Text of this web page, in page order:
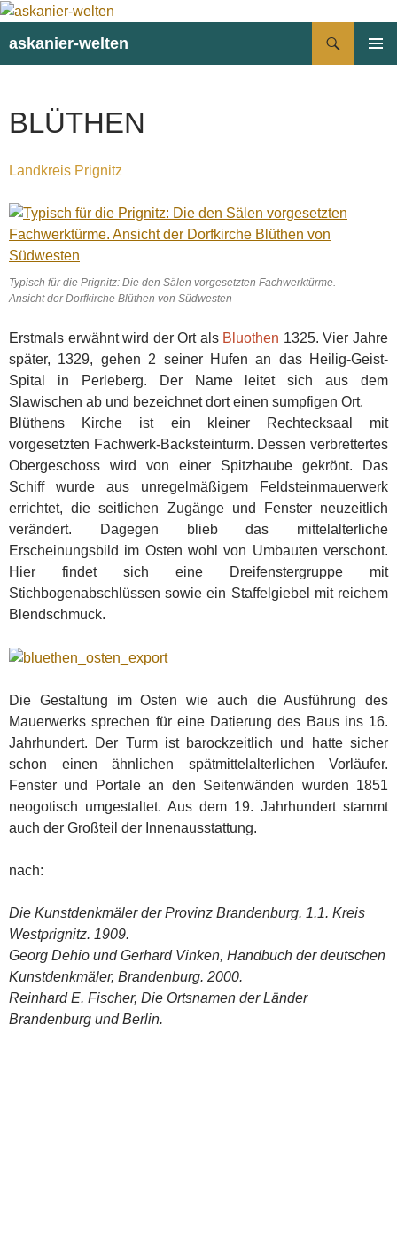
askanier-welten
BLÜTHEN
Landkreis Prignitz
Typisch für die Prignitz: Die den Sälen vorgesetzten Fachwerktürme.
Ansicht der Dorfkirche Blüthen von Südwesten
Erstmals erwähnt wird der Ort als Bluothen 1325. Vier Jahre
später, 1329, gehen 2 seiner Hufen an das Heilig-Geist-
Spital in Perleberg. Der Name leitet sich aus dem
Slawischen ab und bezeichnet dort einen sumpfigen Ort.
Blüthens Kirche ist ein kleiner Rechtecksaal mit
vorgesetzten Fachwerk-Backsteinturm. Dessen verbrettertes
Obergeschoss wird von einer Spitzhaube gekrönt. Das
Schiff wurde aus unregelmäßigem Feldsteinmauerwerk
errichtet, die seitlichen Zugänge und Fenster neuzeitlich
verändert. Dagegen blieb das mittelalterliche
Erscheinungsbild im Osten wohl von Umbauten verschont.
Hier findet sich eine Dreifenstergruppe mit
Stichbogenabschlüssen sowie ein Staffelgiebel mit reichem
Blendschmuck.
Die Gestaltung im Osten wie auch die Ausführung des
Mauerwerks sprechen für eine Datierung des Baus ins 16.
Jahrhundert. Der Turm ist barockzeitlich und hatte sicher
schon einen ähnlichen spätmittelalterlichen Vorläufer.
Fenster und Portale an den Seitenwänden wurden 1851
neogotisch umgestaltet. Aus dem 19. Jahrhundert stammt
auch der Großteil der Innenausstattung.
nach:
Die Kunstdenkmäler der Provinz Brandenburg. 1.1. Kreis
Westprignitz. 1909.
Georg Dehio und Gerhard Vinken, Handbuch der deutschen
Kunstdenkmäler, Brandenburg. 2000.
Reinhard E. Fischer, Die Ortsnamen der Länder
Brandenburg und Berlin.